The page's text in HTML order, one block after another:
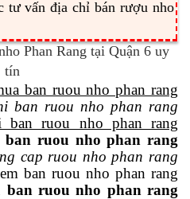
tư vấn địa chỉ bán rượu nho
ban ruou nho phan rang
ban ruou nho phan rang
ban ruou nho phan rang
ban ruou nho phan rang
cap ruou nho phan rang
ban ruou nho phan rang
ban ruou nho phan rang